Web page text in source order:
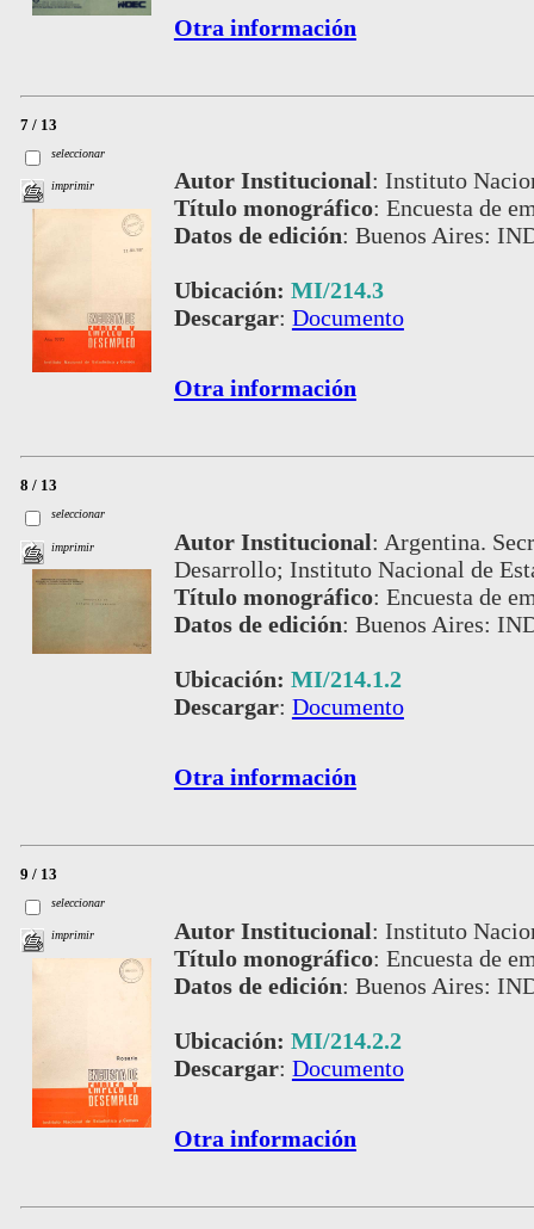
Otra información
7 / 13
seleccionar
imprimir Autor Institucional: Instituto
Título monográfico: Encuesta de
Datos de edición: Buenos Aires:
Ubicación: MI/214.3
Descargar: Documento
Otra información
8 / 13
seleccionar
imprimir Autor Institucional: Argentina.
Desarrollo; Instituto Nacional de
Título monográfico: Encuesta de
Datos de edición: Buenos Aires:
Ubicación: MI/214.1.2
Descargar: Documento
Otra información
9 / 13
seleccionar
imprimir Autor Institucional: Instituto
Título monográfico: Encuesta de
Datos de edición: Buenos Aires:
Ubicación: MI/214.2.2
Descargar: Documento
Otra información